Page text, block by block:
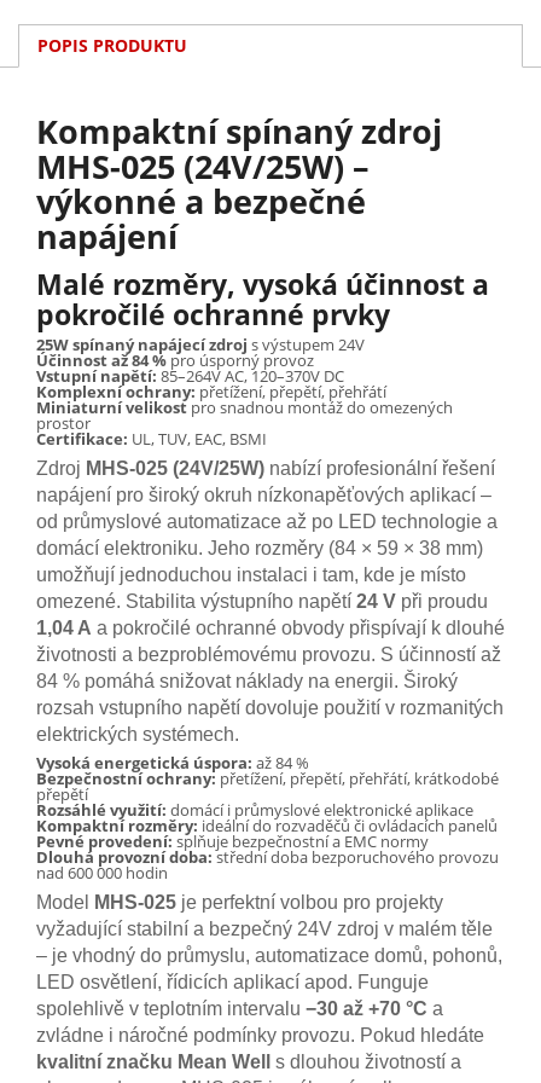
POPIS PRODUKTU
Kompaktní spínaný zdroj
MHS-025 (24V/25W) –
výkonné a bezpečné
napájení
Malé rozměry, vysoká účinnost a
pokročilé ochranné prvky
25W spínaný napájecí zdroj s výstupem 24V
Účinnost až 84 % pro úsporný provoz
Vstupní napětí: 85–264V AC, 120–370V DC
Komplexní ochrany: přetížení, přepětí, přehřátí
Miniaturní velikost pro snadnou montáž do omezených
prostor
Certifikace: UL, TUV, EAC, BSMI
Zdroj MHS-025 (24V/25W) nabízí profesionální řešení
napájení pro široký okruh nízkonapěťových aplikací –
od průmyslové automatizace až po LED technologie a
domácí elektroniku. Jeho rozměry (84 × 59 × 38 mm)
umožňují jednoduchou instalaci i tam, kde je místo
omezené. Stabilita výstupního napětí 24 V při proudu
1,04 A a pokročilé ochranné obvody přispívají k dlouhé
životnosti a bezproblémovému provozu. S účinností až
84 % pomáhá snižovat náklady na energii. Široký
rozsah vstupního napětí dovoluje použití v rozmanitých
elektrických systémech.
Vysoká energetická úspora: až 84 %
Bezpečnostní ochrany: přetížení, přepětí, přehřátí, krátkodobé
přepětí
Rozsáhlé využití: domácí i průmyslové elektronické aplikace
Kompaktní rozměry: ideální do rozvaděčů či ovládacích panelů
Pevné provedení: splňuje bezpečnostní a EMC normy
Dlouhá provozní doba:střední doba bezporuchového provozu
nad 600 000 hodin
Model MHS-025 je perfektní volbou pro projekty
vyžadující stabilní a bezpečný 24V zdroj v malém těle
– je vhodný do průmyslu, automatizace domů, pohonů,
LED osvětlení, řídicích aplikací apod. Funguje
spolehlivě v teplotním intervalu −30 až +70 °C a
zvládne i náročné podmínky provozu. Pokud hledáte
kvalitní značku Mean Well
s dlouhou životností a